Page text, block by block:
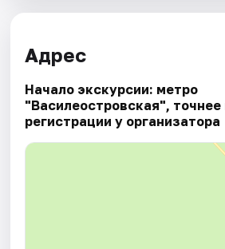
Адрес
Начало экскурсии: метро
"Василеостровская", точнее
регистрации у организатора